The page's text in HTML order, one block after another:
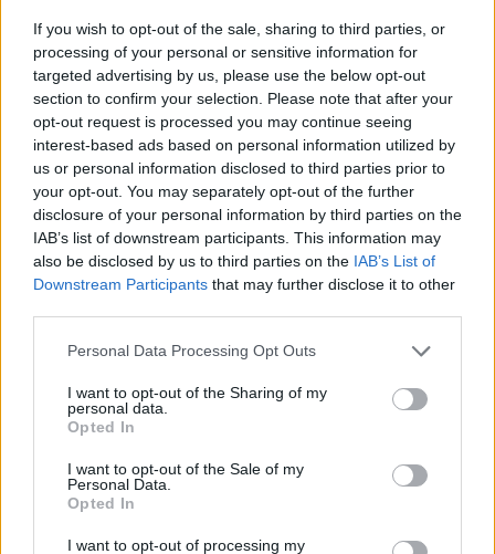
If you wish to opt-out of the sale, sharing to third parties, or
processing of your personal or sensitive information for
targeted advertising by us, please use the below opt-out
section to confirm your selection. Please note that after your
opt-out request is processed you may continue seeing
interest-based ads based on personal information utilized by
us or personal information disclosed to third parties prior to
your opt-out. You may separately opt-out of the further
disclosure of your personal information by third parties on the
IAB’s list of downstream participants. This information may
also be disclosed by us to third parties on the IAB’s List of
Downstream Participants that may further disclose it to other
Personal Data Processing Opt Outs
I want to opt-out of the Sharing of my
personal data.
Opted In
I want to opt-out of the Sale of my
Personal Data.
Opted In
I want to opt-out of processing my
Hyvinvointivaikuttaja Janelle Rohner on
ajautunut myrskyn silmään myönnettyään
käyttäneensä laihtumiseen
Info
Tietoa meistä
Lähetä uutisvinkki
Mediatiedot
Yhteistyössä
Kesä!
Tyyliniekka
Lifestyle
Matkailu
Viihdeuutiset